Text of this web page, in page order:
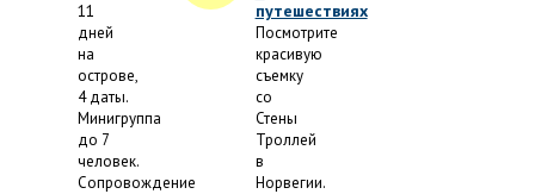
11
дней
на
острове,
4 даты.
Минигруппа
до 7
человек.
Сопровождение
путешествиях
Посмотрите
красивую
съемку
со
Стены
Троллей
в
Норвегии.